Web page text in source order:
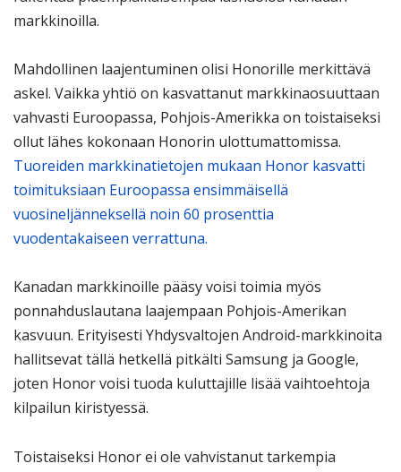
markkinoilla.
Mahdollinen laajentuminen olisi Honorille merkittävä
askel. Vaikka yhtiö on kasvattanut markkinaosuuttaan
vahvasti Euroopassa, Pohjois-Amerikka on toistaiseksi
ollut lähes kokonaan Honorin ulottumattomissa.
Tuoreiden markkinatietojen mukaan Honor kasvatti
toimituksiaan Euroopassa ensimmäisellä
vuosineljänneksellä noin 60 prosenttia
vuodentakaiseen verrattuna.
Kanadan markkinoille pääsy voisi toimia myös
ponnahduslautana laajempaan Pohjois-Amerikan
kasvuun. Erityisesti Yhdysvaltojen Android-markkinoita
hallitsevat tällä hetkellä pitkälti Samsung ja Google,
joten Honor voisi tuoda kuluttajille lisää vaihtoehtoja
kilpailun kiristyessä.
Toistaiseksi Honor ei ole vahvistanut tarkempia